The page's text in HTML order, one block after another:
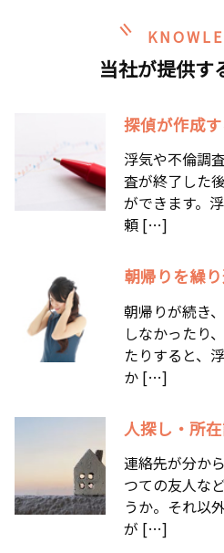
当社が提供す
探偵が作成
浮気や不倫調
査が終了した
ができます。
頼 […]
朝帰りを繰
朝帰りが続き
しなかったり
たりすると、
か […]
人探し・所
連絡先が分か
つての友人な
うか。それ以
が […]